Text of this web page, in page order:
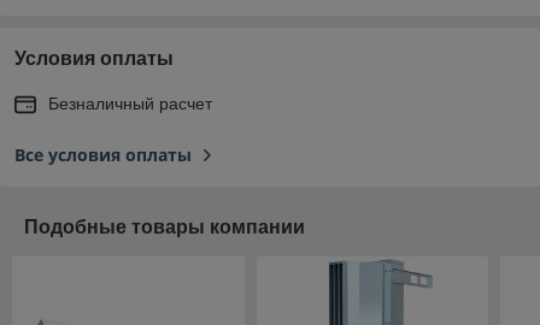
Условия оплаты
Безналичный расчет
Все условия оплаты
Подобные товары компании